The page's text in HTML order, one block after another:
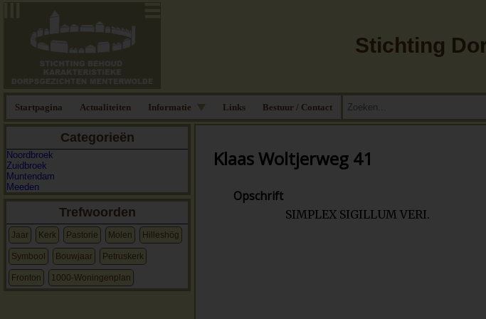
Stichting
Startpagina Actualiteiten Informatie Links Bestuur / Contact
Categorieën
Noordbroek
Zuidbroek
Muntendam
Meeden
Trefwoorden
Jaar Kerk Pastorie Molen Hilleshög
Symbool Bouwjaar Petruskerk
Fronton 1000-Woningenplan
Klaas Woltjerweg 41
Opschrift
SIMPLEX SIGILLUM VERI.